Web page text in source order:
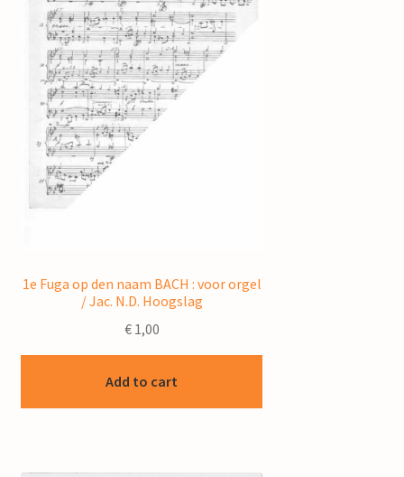
1e Fuga op den naam BACH : voor orgel
/ Jac. N.D. Hoogslag
€1,00
Add to cart